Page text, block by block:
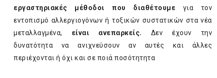
εργαστηριακές μέθοδοι που διαθέτουμε για τον
εντοπισμό αλλεργιογόνων ή τοξικών συστατικών στα νέα
μεταλλαγμένα, είναι ανεπαρκείς. Δεν έχουν την
δυνατότητα να ανιχνεύσουν αν αυτές και άλλες
περιέχονται ή όχι και σε ποιά ποσότητητα